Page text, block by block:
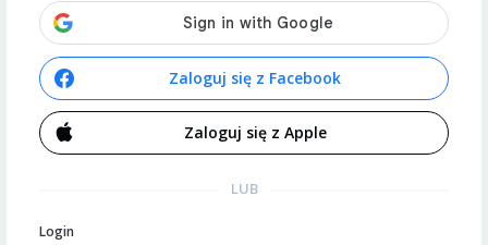
Zaloguj się z Facebook
Zaloguj się z Apple
LUB
Login